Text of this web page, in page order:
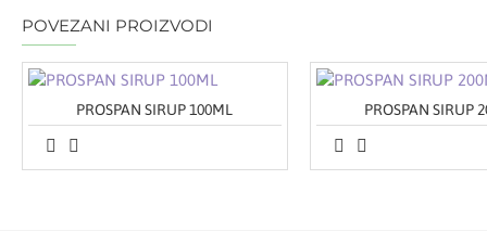
POVEZANI PROIZVODI
PROSPAN SIRUP 100ML PROSPAN SIRUP